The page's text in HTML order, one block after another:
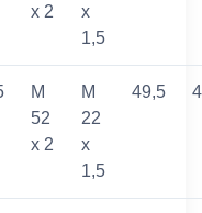
x 2
x
1,5
M
52
x 2
M
22
x
1,5
49,5